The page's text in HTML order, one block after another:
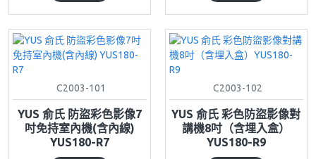
C2003-101
YUS 俞氏 防盜彩色影像7
吋免持室內機(含內線)
YUS180-R7
C2003-102
YUS 俞氏 彩色防盜影像對
講機8吋（含埋入盒）
YUS180-R9